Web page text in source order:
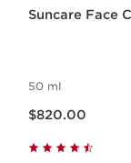
Suncare Face
50 ml
$820.00